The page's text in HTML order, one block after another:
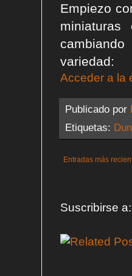
Empiezo
variedad:
Acceder a la
Publicado por
Etiquetas:
Entradas más
Suscribirse